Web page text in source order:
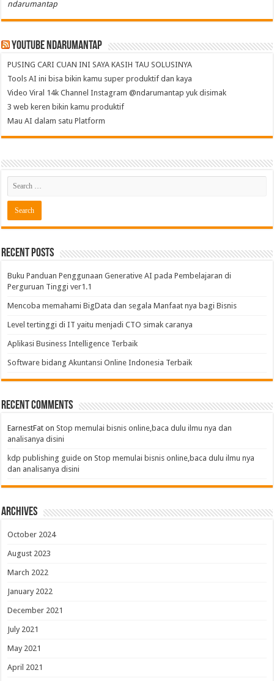
ndarumantap
Youtube NdaruMantap
PUSING CARI CUAN INI SAYA KASIH TAU SOLUSINYA
Tools AI ini bisa bikin kamu super produktif dan kaya
Video Viral 14k Channel Instagram @ndarumantap yuk disimak
3 web keren bikin kamu produktif
Mau AI dalam satu Platform
Recent Posts
Buku Panduan Penggunaan Generative AI pada Pembelajaran di
Perguruan Tinggi ver1.1
Mencoba memahami BigData dan segala Manfaat nya bagi Bisnis
Level tertinggi di IT yaitu menjadi CTO simak caranya
Aplikasi Business Intelligence Terbaik
Software bidang Akuntansi Online Indonesia Terbaik
Recent Comments
EarnestFat onStop memulai bisnis online,baca dulu ilmu nya dan
analisanya disini
kdp publishing guide onStop memulai bisnis online,baca dulu ilmu nya
dan analisanya disini
Archives
October 2024
August 2023
March 2022
January 2022
December 2021
July 2021
May 2021
April 2021